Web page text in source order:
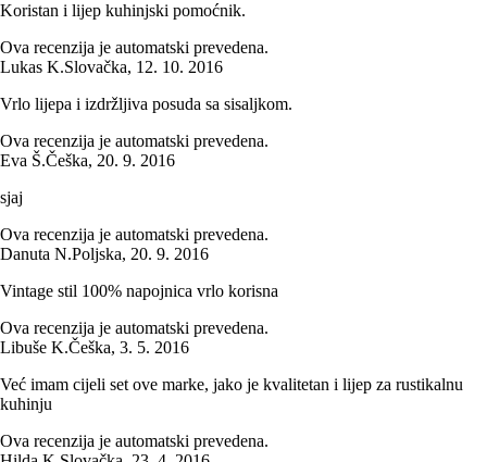
Koristan i lijep kuhinjski pomoćnik.
Ova recenzija je automatski prevedena.
Lukas K.Slovačka, 12. 10. 2016
Vrlo lijepa i izdržljiva posuda sa sisaljkom.
Ova recenzija je automatski prevedena.
Eva Š.Češka, 20. 9. 2016
sjaj
Ova recenzija je automatski prevedena.
Danuta N.Poljska, 20. 9. 2016
Vintage stil 100% napojnica vrlo korisna
Ova recenzija je automatski prevedena.
Libuše K.Češka, 3. 5. 2016
Već imam cijeli set ove marke, jako je kvalitetan i lijep za rustikalnu
kuhinju
Ova recenzija je automatski prevedena.